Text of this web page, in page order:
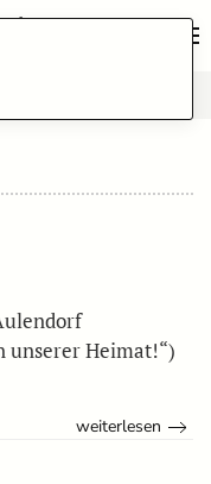
unserer Heimat!“)
weiterlesen